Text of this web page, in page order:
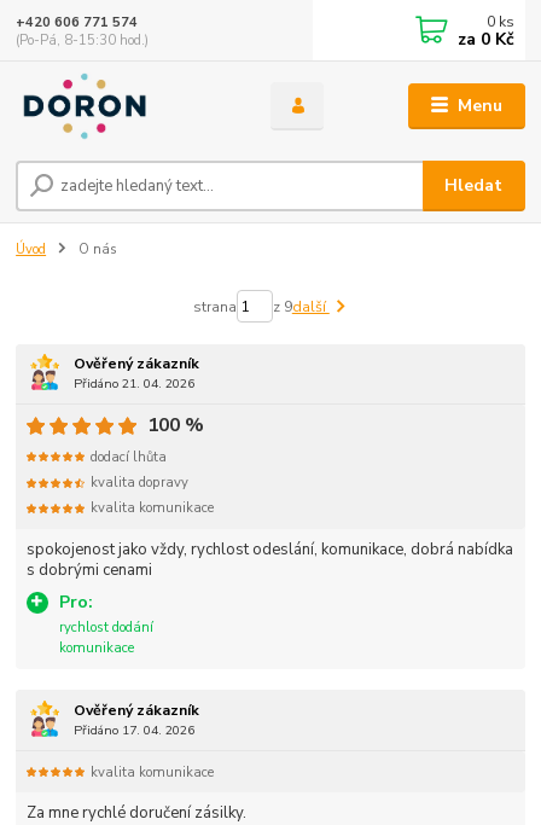
Menu
Hledat
+420 606 771 574
(Po-Pá, 8-15:30 hod.)
0 ks
za 0 Kč
Úvod O nás
strana z 9další
Ověřený zákazník
Přidáno 21. 04. 2026
spokojenost jako vždy, rychlost odeslání, komunikace, dobrá nabídka
s dobrými cenami
Pro:
rychlost dodání
komunikace
100 %
dodací lhůta
kvalita dopravy
kvalita komunikace
Ověřený zákazník
Přidáno 17. 04. 2026
Za mne rychlé doručení zásilky.
kvalita komunikace